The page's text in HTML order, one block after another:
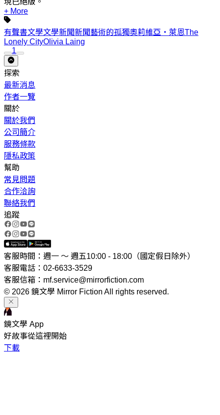
現已絕版。
+ More
有聲書文學文學新聞新聞藝術的孤獨奧莉維亞・萊恩The
Lonely CityOlivia Laing
1
探索
最新消息
作者一覽
關於
關於我們
公司簡介
服務條款
隱私政策
幫助
常見問題
合作洽詢
聯絡我們
追蹤
客服時間：週一 ～ 週五10:00 - 18:00（國定假日除外）
客服電話：02-6633-3529
客服信箱：mf.service@mirrorfiction.com
© 2026 鏡文學 Mirror Fiction All rights reserved.
鏡文學 App
好故事從這裡開始
下載